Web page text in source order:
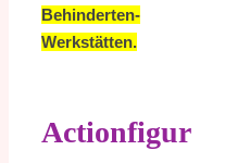
Behinderten-
Werkstätten.
Actionfigur